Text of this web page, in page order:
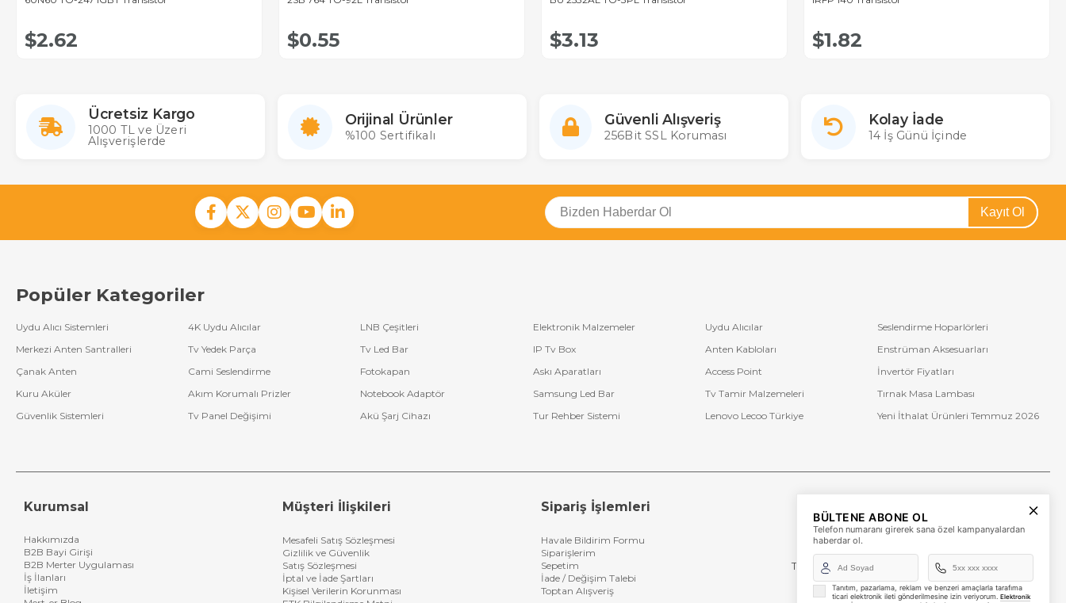
$2.62 $0.55 $3.13 $1.82
Ücretsiz Kargo
1000 TL ve Üzeri
Alışverişlerde
Orijinal Ürünler
%100 Sertifikalı
Güvenli Alışveriş
256Bit SSL Koruması
Kolay İade
14 İş Günü İçinde
Kayıt Ol
Popüler Kategoriler
Uydu Alıcı Sistemleri 4K Uydu Alıcılar LNB Çeşitleri Elektronik Malzemeler Uydu Alıcılar
Seslendirme Hoparlörleri
Merkezi Anten Santralleri
Tv Yedek Parça Tv Led Bar IP Tv Box Anten Kabloları
Enstrüman Aksesuarları
Çanak Anten
Cami Seslendirme Fotokapan Askı Aparatları Access Point
İnvertör Fiyatları
Kuru Aküler
Akım Korumalı Prizler Notebook Adaptör Samsung Led Bar Tv Tamir Malzemeleri
Tırnak Masa Lambası
Güvenlik Sistemleri
Tv Panel Değişimi Akü Şarj Cihazı Tur Rehber Sistemi Lenovo Lecoo Türkiye Yeni İthalat Ürünleri Temmuz 2026
Kurumsal
Hakkımızda
B2B Bayi Girişi
B2B Merter Uygulaması
İş İlanları
İletişim
Müşteri İlişkileri
Mesafeli Satış Sözleşmesi
Gizlilik ve Güvenlik
Satış Sözleşmesi
İptal ve İade Şartları
Kişisel Verilerin Korunması
Sipariş İşlemleri
Havale Bildirim Formu
Siparişlerim
Sepetim
İade / Değişim Talebi
Toptan Alışveriş
+90 (850) 473 08 08
Tevfik Bey Mah. Dr. Ali Demir Cd. No:51 Kat:2 Kobi İş
Merkezi
Küçükçekmece / İstanbul
BÜLTENE ABONE OL
Telefon numaranı girerek sana özel kampanyalardan
haberdar ol.
Tanıtım, pazarlama, reklam ve benzeri amaçlarla tarafıma
ticari elektronik ileti gönderilmesine izin veriyorum. Elektronik